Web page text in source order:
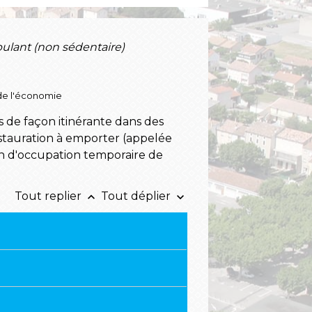
(non sédentaire)
l'économie
de façon itinérante dans des
à emporter (appelée
d'occupation temporaire de
Tout replier keyboard_arrow_up Tout déplier keyboard_arrow_down